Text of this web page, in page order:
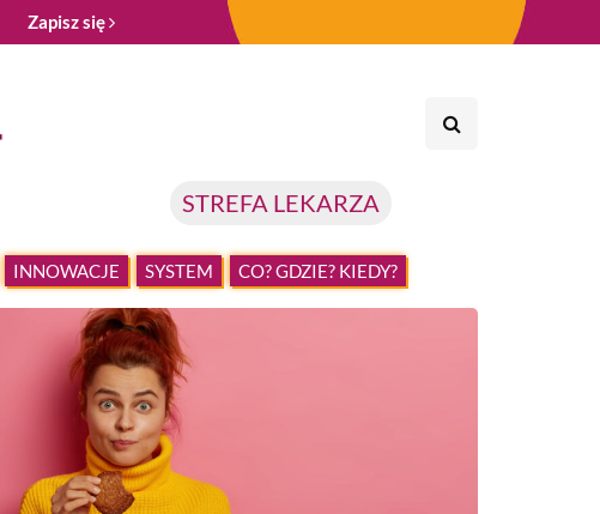
Zapisz się
STREFA LEKARZA
INNOWACJE SYSTEM CO? GDZIE? KIEDY?